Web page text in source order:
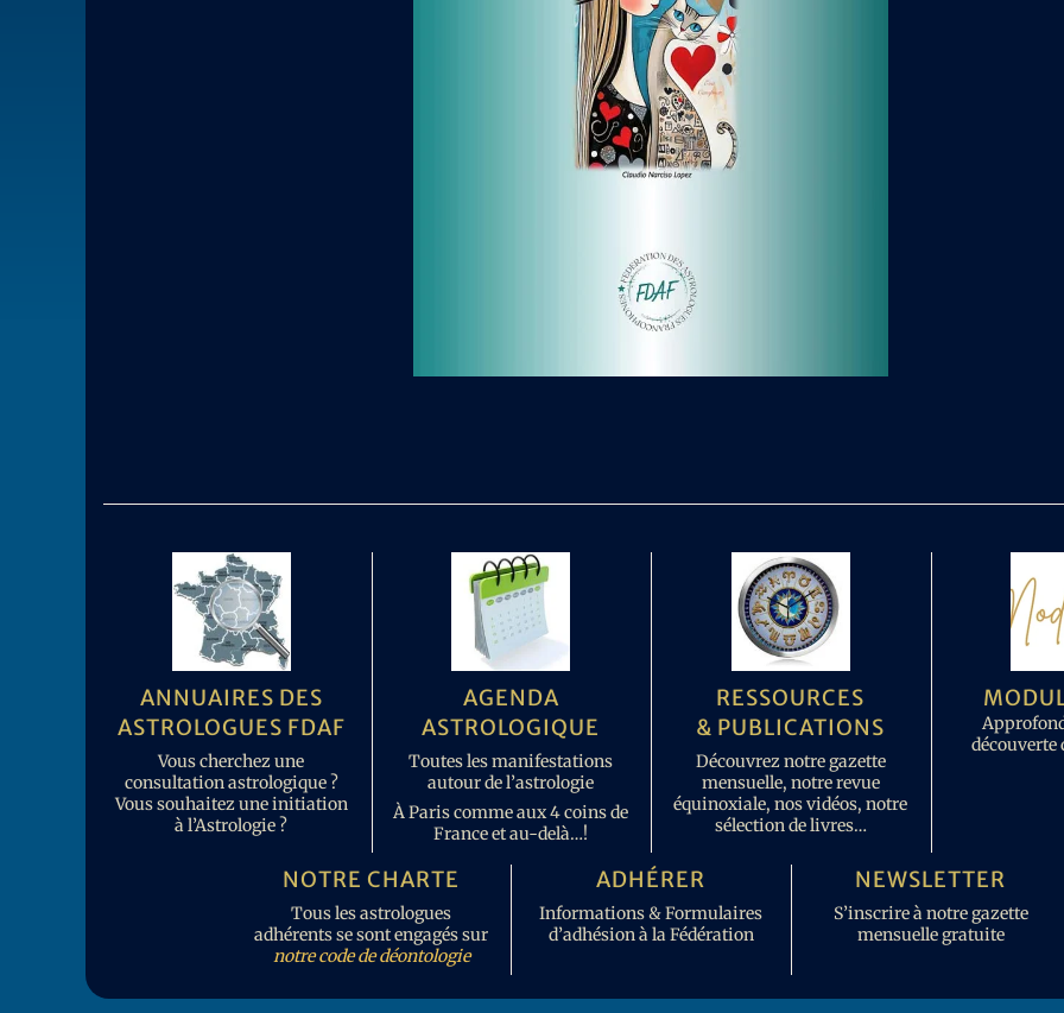
ANNUAIRES DES
ASTROLOGUES FDAF
Vous cherchez une
consultation astrologique ?
Vous souhaitez une initiation
à l’Astrologie ?
AGENDA
ASTROLOGIQUE
Toutes les manifestations
autour de l’astrologie
À Paris comme aux 4 coins de
France et au-delà…!
RESSOURCES
& PUBLICATIONS
Découvrez notre gazette
mensuelle, notre revue
équinoxiale, nos vidéos, notre
sélection de livres…
découverte
NOTRE CHARTE
Tous les astrologues
adhérents se sont engagés sur
notre code de déontologie
ADHÉRER
Informations & Formulaires
d’adhésion à la Fédération
NEWSLETTER
S’inscrire à notre gazette
mensuelle gratuite